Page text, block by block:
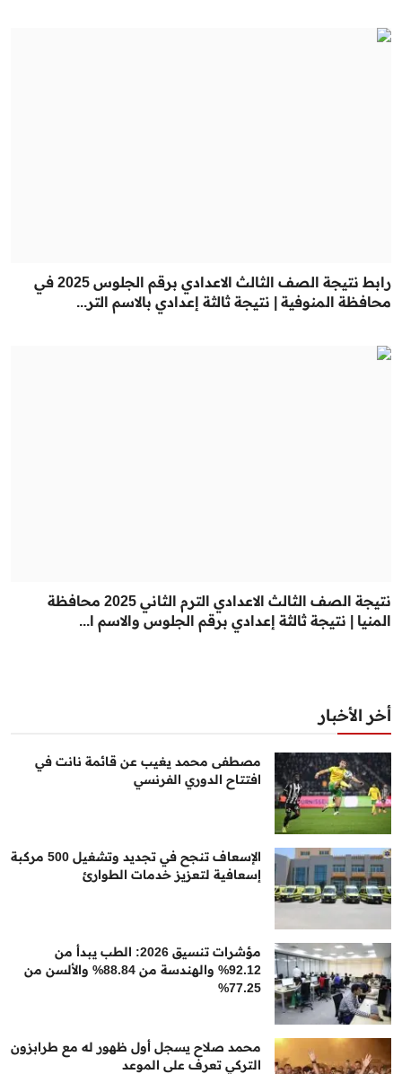
رابط نتيجة الصف الثالث الاعدادي برقم الجلوس 2025 في
محافظة المنوفية | نتيجة ثالثة إعدادي بالاسم التر...
نتيجة الصف الثالث الاعدادي الترم الثاني 2025 محافظة
المنيا | نتيجة ثالثة إعدادي برقم الجلوس والاسم ا...
أخر الأخبار
مصطفى محمد يغيب عن قائمة نانت في
افتتاح الدوري الفرنسي
الإسعاف تنجح في تجديد وتشغيل 500 مركبة
إسعافية لتعزيز خدمات الطوارئ
مؤشرات تنسيق 2026: الطب يبدأ من
92.12% والهندسة من 88.84% والألسن من
77.25%
محمد صلاح يسجل أول ظهور له مع طرابزون
التركي تعرف على الموعد